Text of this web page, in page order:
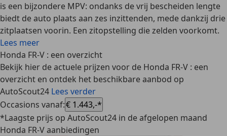
is een bijzondere MPV: ondanks de vrij bescheiden lengte
biedt de auto plaats aan zes inzittenden, mede dankzij drie
zitplaatsen voorin. Een zitopstelling die zelden voorkomt.
Lees meer
Honda FR-V : een overzicht
Bekijk hier de actuele prijzen voor de Honda FR-V : een
overzicht en ontdek het beschikbare aanbod op
AutoScout24 Lees verder
Occasions vanaf:€ 1.443,-*
*Laagste prijs op AutoScout24 in de afgelopen maand
Honda FR-V aanbiedingen